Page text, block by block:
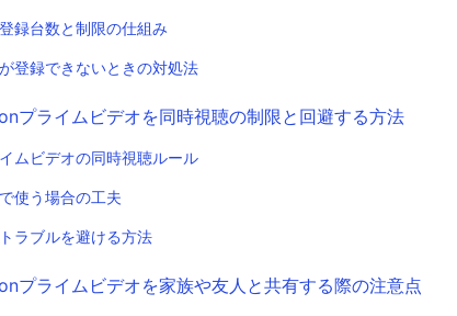
録台数と制限の仕組み
登録できないときの対処法
プライムビデオを同時視聴の制限と回避する方法
ムビデオの同時視聴ルール
使う場合の工夫
ラブルを避ける方法
プライムビデオを家族や友人と共有する際の注意点